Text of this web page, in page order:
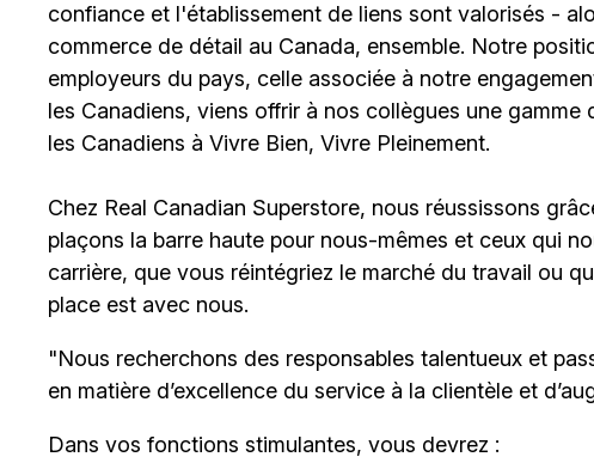
confiance et l'établissement de liens sont valorisés -
commerce de détail au Canada, ensemble. Notre
employeurs du pays, celle associée à notre
les Canadiens, viens offrir à nos collègues une
les Canadiens à Vivre Bien, Vivre Pleinement.
Chez Real Canadian Superstore, nous réussissons
plaçons la barre haute pour nous-mêmes et ceux qui
carrière, que vous réintégriez le marché du travail ou
place est avec nous.
"Nous recherchons des responsables talentueux et
en matière d’excellence du service à la clientèle et
Dans vos fonctions stimulantes, vous devrez :